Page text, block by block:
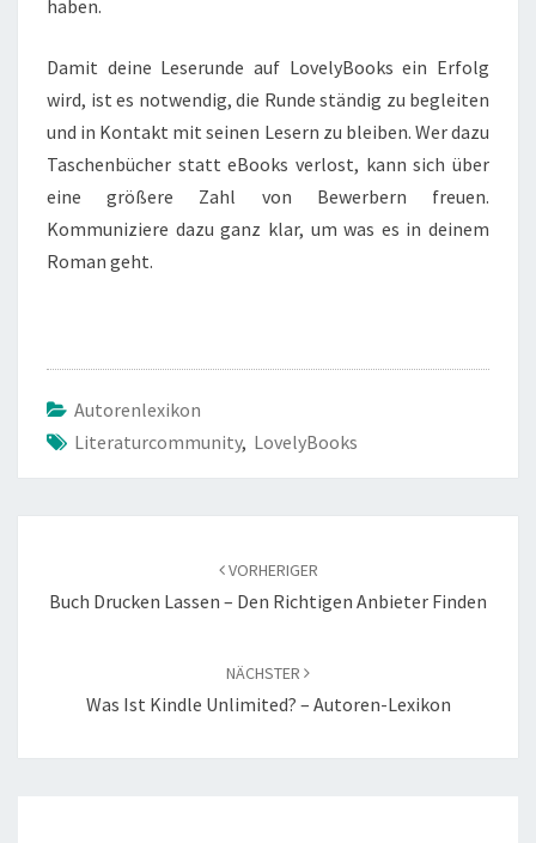
haben.
Damit deine Leserunde auf LovelyBooks ein Erfolg
wird, ist es notwendig, die Runde ständig zu begleiten
und in Kontakt mit seinen Lesern zu bleiben. Wer dazu
Taschenbücher statt eBooks verlost, kann sich über
eine größere Zahl von Bewerbern freuen.
Kommuniziere dazu ganz klar, um was es in deinem
Roman geht.
Autorenlexikon
Literaturcommunity, LovelyBooks
VORHERIGER
Buch Drucken Lassen – Den Richtigen Anbieter Finden
NÄCHSTER
Was Ist Kindle Unlimited? – Autoren-Lexikon